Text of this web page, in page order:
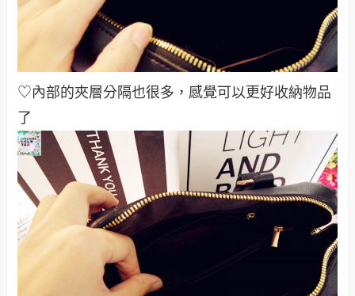
♡內部的夾層分隔也很多，感覺可以更好收納物品
了